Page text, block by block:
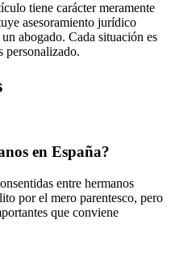
tiene carácter meramente
asesoramiento jurídico
abogado. Cada situación es
personalizado.
en España?
entre hermanos
por el mero parentesco, pero
que conviene